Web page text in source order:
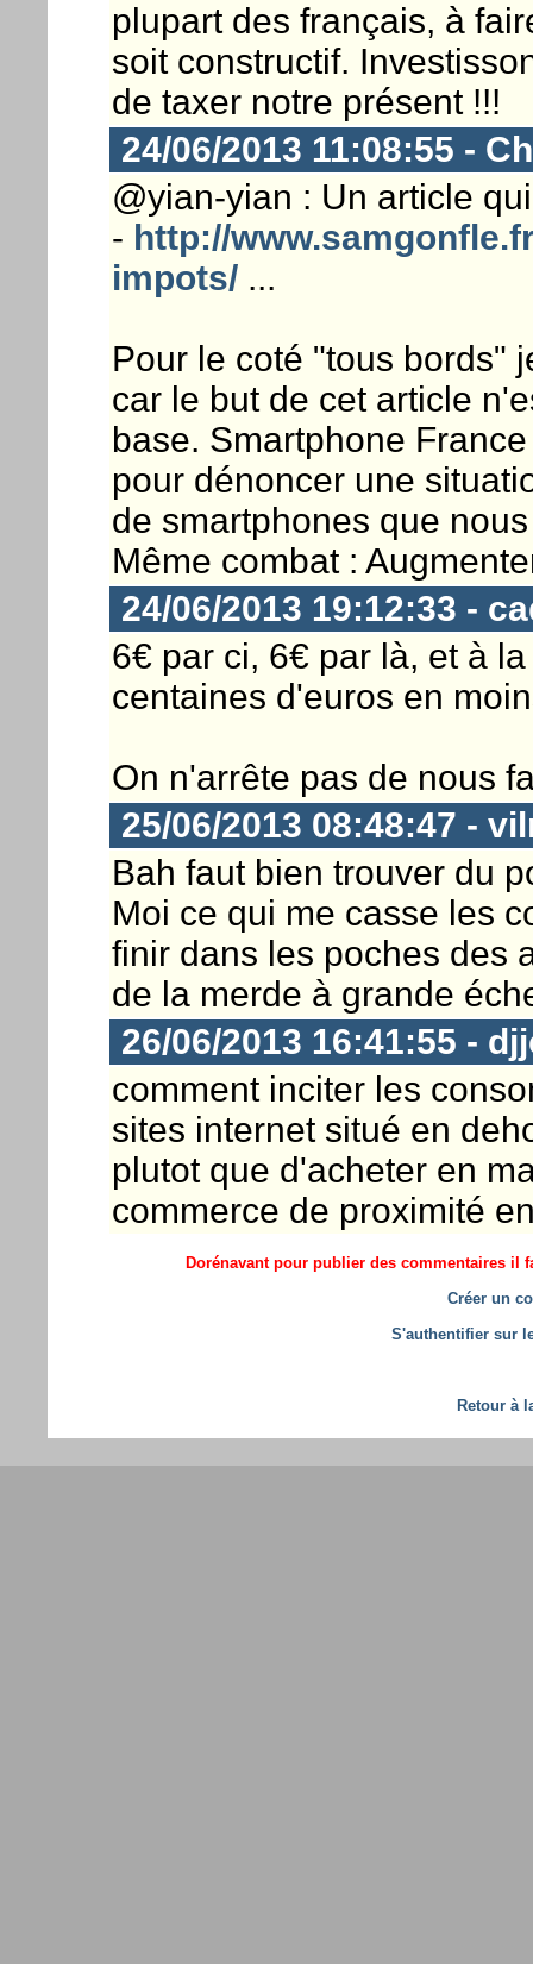
plupart des français, à
soit constructif.
de taxer notre présent !!!
24/06/2013 11:08:55 -
@yian-yian : Un article
- http://
impots/...
Pour le coté "tous bords"
car le but de cet article
base. Smartphone
pour dénoncer une
de smartphones que
Même combat :
24/06/2013 19:12:33 -
6€ par ci, 6€ par là, et à
centaines d'euros en
On n'arrête pas de nous
25/06/2013 08:48:47 -
Bah faut bien trouver du
Moi ce qui me casse les
finir dans les poches des
de la merde à grande
26/06/2013 16:41:55 -
comment inciter les
sites internet situé en
plutot que d'acheter en
commerce de proximité
Dorénavant pour publier des commentaires il
Créer un
S'authentifier sur
Retour à